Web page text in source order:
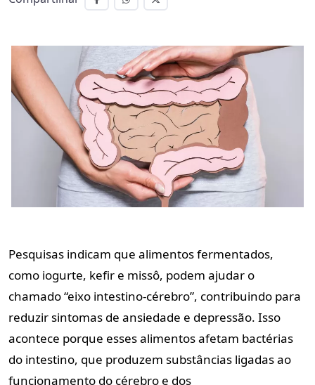
Pesquisas indicam que alimentos fermentados,
como iogurte, kefir e missô, podem ajudar o
chamado “eixo intestino-cérebro”, contribuindo para
reduzir sintomas de ansiedade e depressão. Isso
acontece porque esses alimentos afetam bactérias
do intestino, que produzem substâncias ligadas ao
funcionamento do cérebro e dos